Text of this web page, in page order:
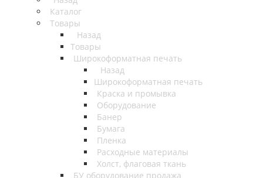
Каталог
Товары
Назад
Товары
Широкоформатная печать
Назад
Широкоформатная печать
Краска и промывка
Оборудование
Банер
Бумага
Пленка
Расходные материалы
Холст, флаговая ткань
БУ оборудование продажа